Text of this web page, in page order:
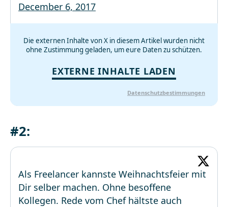
December 6, 2017
Die externen Inhalte von X in diesem Artikel wurden nicht
ohne Zustimmung geladen, um eure Daten zu schützen.
EXTERNE INHALTE LADEN
Datenschutzbestimmungen
#2:
Als Freelancer kannste Weihnachtsfeier mit
Dir selber machen. Ohne besoffene
Kollegen. Rede vom Chef hältste auch